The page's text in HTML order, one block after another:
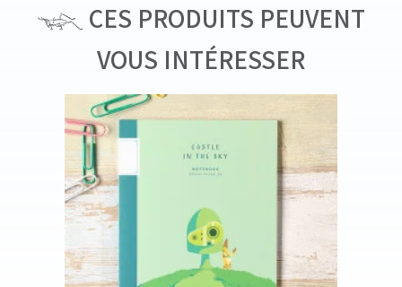
CES PRODUITS PEUVENT
VOUS INTÉRESSER